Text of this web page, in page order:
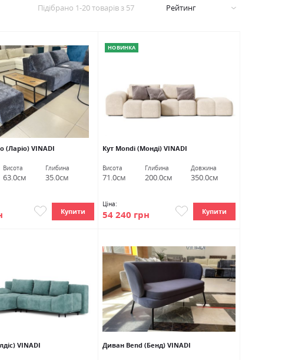
Підібрано 1-20товарів з 57 Рейтинг
(Ларіо) VINADI
Висота
63.0см
Глибина
35.0см
Купити
НОВИНКА
Кут Mondi (Монді) VINADI
Висота
71.0см
Глибина
200.0см
Довжина
350.0см
Ціна:
54 240 грн Купити
VINADI Диван Bend (Бенд) VINADI